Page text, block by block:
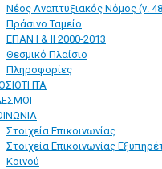
Νέος Αναπτυξιακός Νόμος (ν.
Πράσινο Ταμείο
ΕΠΑΝ Ι & ΙΙ 2000-2013
Θεσμικό Πλαίσιο
Πληροφορίες
Στοιχεία Επικοινωνίας
Στοιχεία Επικοινωνίας
Κοινού